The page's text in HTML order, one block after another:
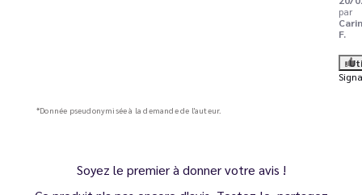
par
F.
*Donnée pseudonymisée à la demande de l'auteur.
Soyez le premier à donner votre avis !